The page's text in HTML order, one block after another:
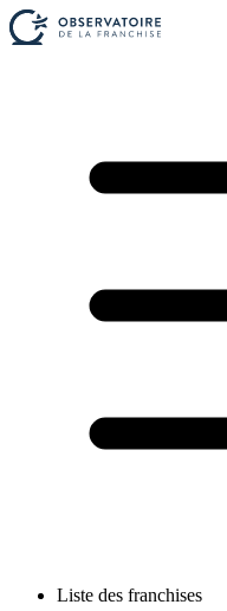
Liste des franchises